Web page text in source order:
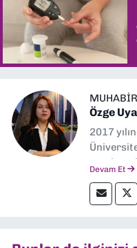
MUHABIR
Özge
2017
yerel ve
hakları
Devam Et